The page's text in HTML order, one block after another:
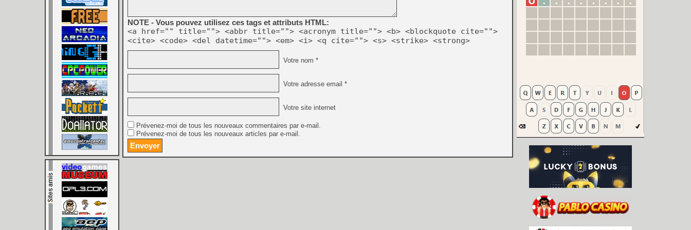
NOTE - Vous pouvez utilisez ces tags et attributs HTML:
<a href="" title=""> <abbr title=""> <acronym title=""> <b> <blockquote cite="">
<cite> <code> <del datetime=""> <em> <i> <q cite=""> <s> <strike> <strong>
Votre nom *
Votre adresse email *
Votre site internet
Prévenez-moi de tous les nouveaux commentaires par e-mail.
Prévenez-moi de tous les nouveaux articles par e-mail.